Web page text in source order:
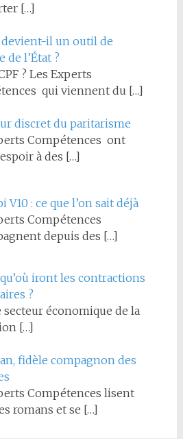
[…]
devient-il un outil de
de l’État ?
? Les Experts
qui viennent du […]
discret du paritarisme
Compétences ont
à des […]
V10 : ce que l’on sait déjà
Compétences
depuis des […]
iront les contractions
?
secteur économique de la
[…]
fidèle compagnon des
Compétences lisent
romans et se […]